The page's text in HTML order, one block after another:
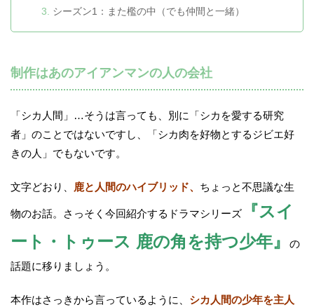
シーズン1：また檻の中（でも仲間と一緒）
制作はあのアイアンマンの人の会社
「シカ人間」…そうは言っても、別に「シカを愛する研究
者」のことではないですし、「シカ肉を好物とするジビエ好
きの人」でもないです。
文字どおり、 鹿と人間のハイブリッド、 ちょっと不思議な生
物のお話。さっそく今回紹介するドラマシリーズ
『スイ
ート・トゥース 鹿の角を持つ少年』
の
話題に移りましょう。
本作はさっきから言っているように、 シカ人間の少年を主人